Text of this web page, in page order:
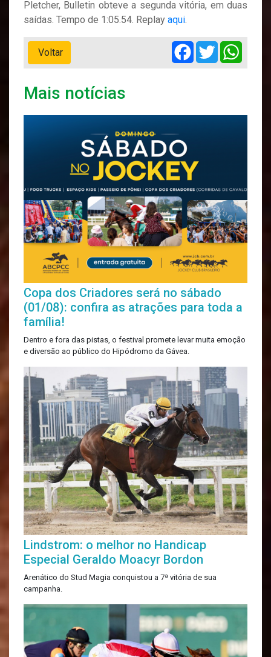
Pletcher, Bulletin obteve a segunda vitória, em duas
saídas. Tempo de 1:05.54. Replay aqui
Voltar
Facebook
Twitter
Mais notícias
Copa dos Criadores será no sábado
(01/08): confira as atrações para toda a
família!
Dentro e fora das pistas, o festival promete levar muita emoção
e diversão ao público do Hipódromo da Gávea.
Lindstrom: o melhor no Handicap
Especial Geraldo Moacyr Bordon
Arenático do Stud Magia conquistou a 7ª vitória de sua
campanha.